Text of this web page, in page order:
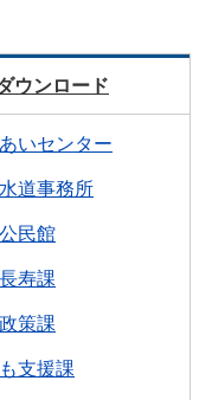
ウンロード
いセンター
道事務所
民館
寿課
策課
支援課